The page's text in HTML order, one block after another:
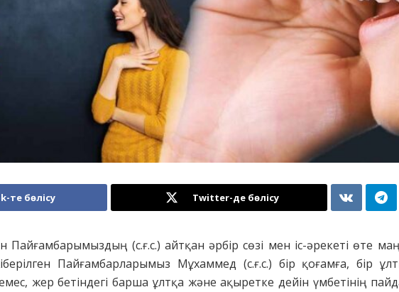
те бөлісу Twitter-де бөлісу
Пайғамбарымыздың (с.ғ.с.) айтқан әрбір сөзі мен іс-әрекеті өте
Пайғамбарларымыз Мұхаммед (с.ғ.с.) бір қоғамға, бір
жер бетіндегі барша ұлтқа және ақыретке дейін үмбетінің